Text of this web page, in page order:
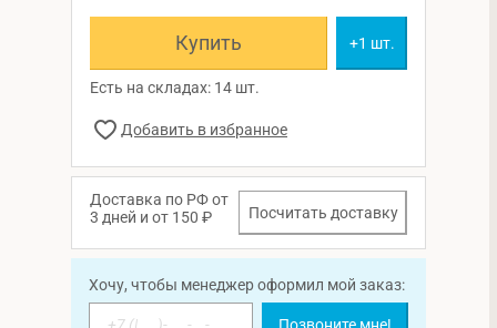
Купить +1 шт.
Есть на складах: 14 шт.
Доставка по РФ от
3 дней и от 150 ₽
Посчитать доставку
Хочу, чтобы менеджер оформил мой заказ:
Позвоните мне!